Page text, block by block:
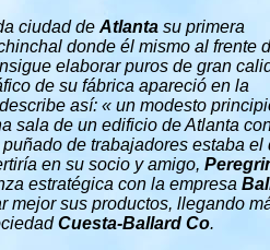
ciudad de Atlanta su primera
donde él mismo al frente
elaborar puros de gran
de su fábrica apareció en la
así: « un modesto
sala de un edificio de Atlanta
de trabajadores estaba el
en su socio y amigo,
estratégica con la empresa
mejor sus productos, llegando
Cuesta-Ballard Co.